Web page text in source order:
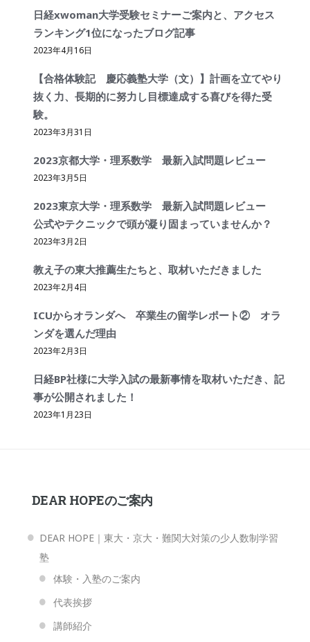
日経xwoman大学受験セミナーご案内と、アクセス
ランキング1位になったブログ記事
2023年4月16日
【合格体験記 慶応義塾大学（文）】計画を立てやり
抜く力、長期的に努力し目標達成する喜びを得た受
験。
2023年3月31日
2023京都大学・理系数学 最新入試問題レビュー
2023年3月5日
2023東京大学・理系数学 最新入試問題レビュー
公式やテクニックで頭が凝り固まっていませんか？
2023年3月2日
教え子の東大推薦生たちと、取材いただきました
2023年2月4日
ICUからオランダへ 卒業生の留学レポート② オラ
ンダを選んだ理由
2023年2月3日
日経BP社様に大学入試の最新事情を取材いただき、記
事が公開されました！
2023年1月23日
DEAR HOPEのご案内
DEAR HOPE｜東大・京大・難関大対策の少人数制学習
塾
体験・入塾のご案内
代表挨拶
講師紹介